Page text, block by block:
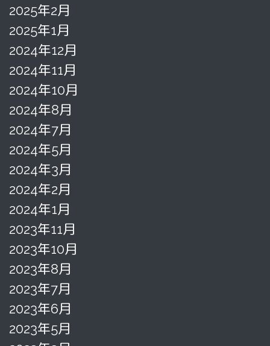
2025年2月
2025年1月
2024年12月
2024年11月
2024年10月
2024年8月
2024年7月
2024年5月
2024年3月
2024年2月
2024年1月
2023年11月
2023年10月
2023年8月
2023年7月
2023年6月
2023年5月